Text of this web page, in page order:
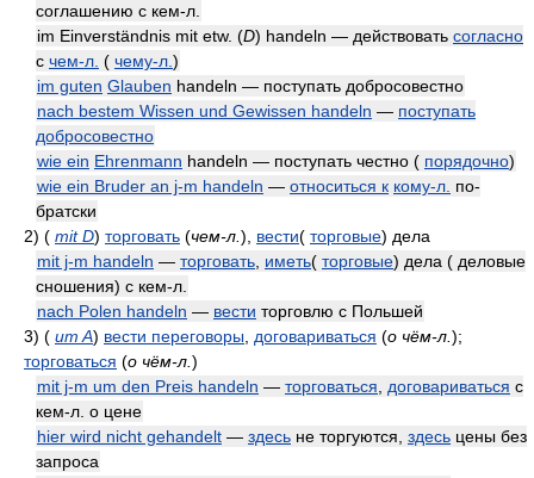
соглашению с кем-л.
im Einverständnis mit etw. (D) handeln — действовать согласно
с чем-л. ( чему-л. )
im guten Glauben handeln — поступать добросовестно
nach bestem Wissen und Gewissen handeln — поступать
добросовестно
wie ein Ehrenmann handeln — поступать честно ( порядочно)
wie ein Bruder an j-m handeln — относиться к кому-л. по-
братски
2) ( mit D) торговать (чем-л. ) вести( торговые) дела
mit j-m handeln — торговать иметь( торговые) дела ( деловые
сношения) с кем-л.
nach Polen handeln — вести торговлю с Польшей
3) ( um A) вести переговоры договариваться (о чём-л. );
торговаться (о чём-л. )
mit j-m um den Preis handeln — торговаться договариваться с
кем-л. о цене
hier wird nicht gehandelt — здесь не торгуются, здесь цены без
запроса